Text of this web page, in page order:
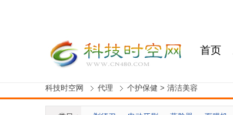
首页
科技时空网 代理 个护保健 > 清洁美容